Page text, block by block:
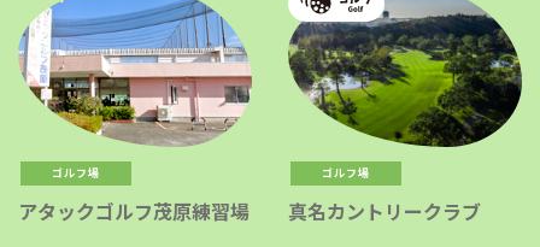
ゴルフ場
アタックゴルフ茂原練習場
ゴルフ場
真名カントリークラブ